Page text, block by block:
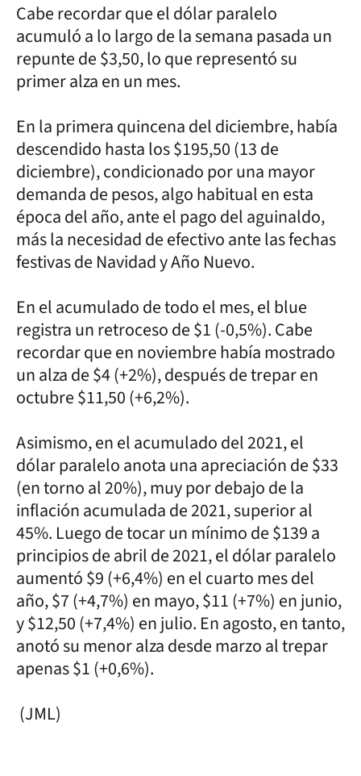
Cabe recordar que el dólar paralelo
acumuló a lo largo de la semana pasada un
repunte de $3,50, lo que representó su
primer alza en un mes.
En la primera quincena del diciembre, había
descendido hasta los $195,50 (13 de
diciembre), condicionado por una mayor
demanda de pesos, algo habitual en esta
época del año, ante el pago del aguinaldo,
más la necesidad de efectivo ante las fechas
festivas de Navidad y Año Nuevo.
En el acumulado de todo el mes, el blue
registra un retroceso de $1 (-0,5%). Cabe
recordar que en noviembre había mostrado
un alza de $4 (+2%), después de trepar en
octubre $11,50 (+6,2%).
Asimismo, en el acumulado del 2021, el
dólar paralelo anota una apreciación de $33
(en torno al 20%), muy por debajo de la
inflación acumulada de 2021, superior al
45%. Luego de tocar un mínimo de $139 a
principios de abril de 2021, el dólar paralelo
aumentó $9 (+6,4%) en el cuarto mes del
año, $7 (+4,7%) en mayo, $11 (+7%) en junio,
y $12,50 (+7,4%) en julio. En agosto, en tanto,
anotó su menor alza desde marzo al trepar
apenas $1 (+0,6%).
(JML)